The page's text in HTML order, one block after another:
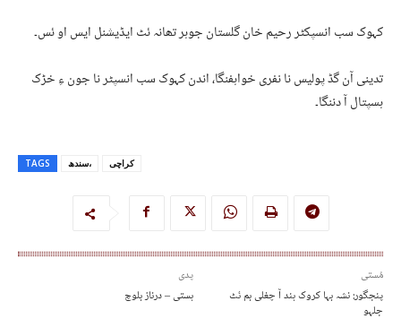
کہوک سب انسپکٹر رحیم خان گلستان جوہر تھانہ ئٹ ایڈیشنل ایس او ئس۔
تدینی آن گڈ پولیس نا نفری خواہفنگا، اندن کہوک سب انسپٹر نا جون ءِ خڑک
ہسپتال آ دننگا۔
TAGS سندھ، کراچی
پدی
ہستی – درناز بلوچ
مُستی
پنجگور: نشہ بہا کروک ہند آ چغلی بم ئٹ
جلہو